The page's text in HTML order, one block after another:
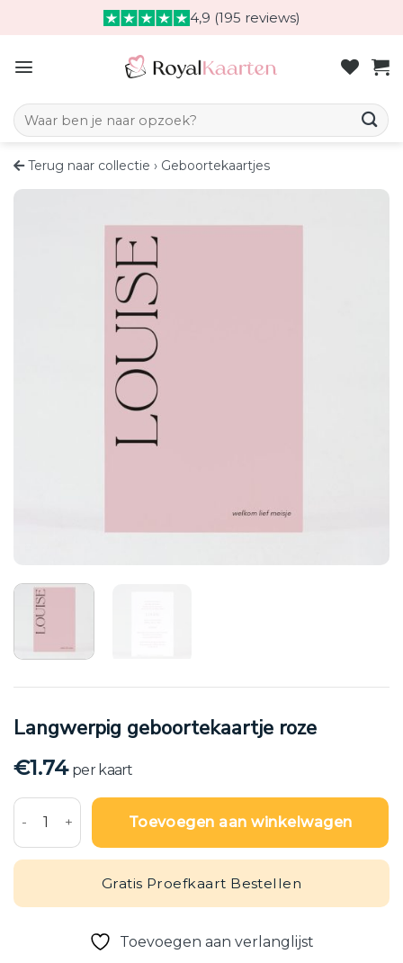
4,9 (195 reviews)
Zoeken naar:
Terug naar collectie › Geboortekaartjes
Langwerpig geboortekaartje roze
€1.74 per kaart
Langwerpig geboortekaartje roze aantal
Toevoegen aan winkelwagen
Gratis Proefkaart Bestellen
Toevoegen aan verlanglijst